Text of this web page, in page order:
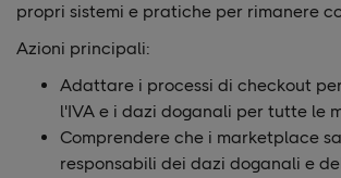
propri sistemi e pratiche per rimanere
Azioni principali:
Adattare i processi di checkout
l'IVA e i dazi doganali per tutte le
Comprendere che i marketplace
responsabili dei dazi doganali e